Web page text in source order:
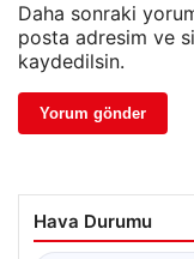
Daha sonraki
posta adresim ve
kaydedilsin.
Hava Durumu